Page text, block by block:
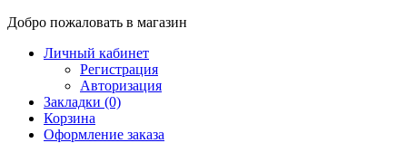
Добро пожаловать в магазин
Личный кабинет
Регистрация
Авторизация
Закладки (0)
Корзина
Оформление заказа